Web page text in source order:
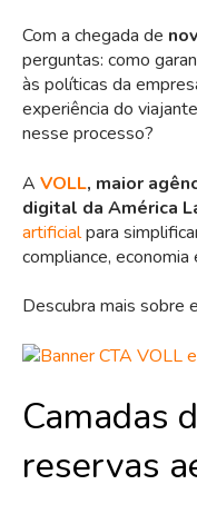
Com a chegada de
perguntas: como
às políticas da
experiência do
nesse processo?
A VOLL, maior
digital da América
artificialpara
compliance,
Descubra mais sobre
Camadas
reservas